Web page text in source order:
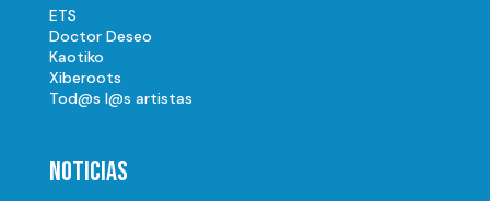
ETS
Doctor Deseo
Kaotiko
Xiberoots
Tod@s l@s artistas
Noticias